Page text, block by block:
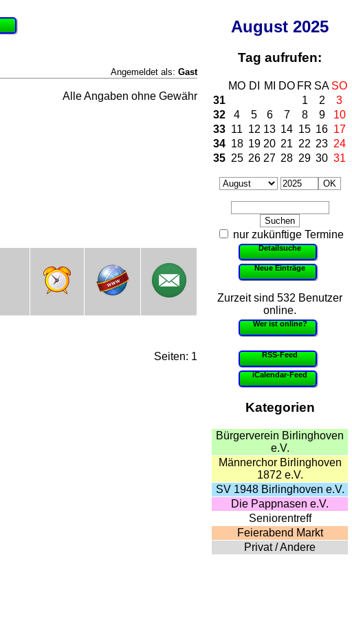
August 2025
Tag aufrufen:
MO DI MI DO FR SA SO
31
1 2
3
32
4 5 6 7 8 9
10
33 11 12 13 14 15 16 17
34 18 19 20 21 22 23 24
35 25 26 27 28 29 30 31
nur zukünftige Termine
Detailsuche
Neue Einträge
Zurzeit sind 532 Benutzer
online.
Wer ist online?
RSS-Feed
iCalendar-Feed
Kategorien
Bürgerverein Birlinghoven
e.V.
Männerchor Birlinghoven
1872 e.V.
SV 1948 Birlinghoven e.V.
Die Pappnasen e.V.
Seniorentreff
Feierabend Markt
Privat / Andere
Angemeldet als: Gast
Alle Angaben ohne Gewähr
Seiten: 1